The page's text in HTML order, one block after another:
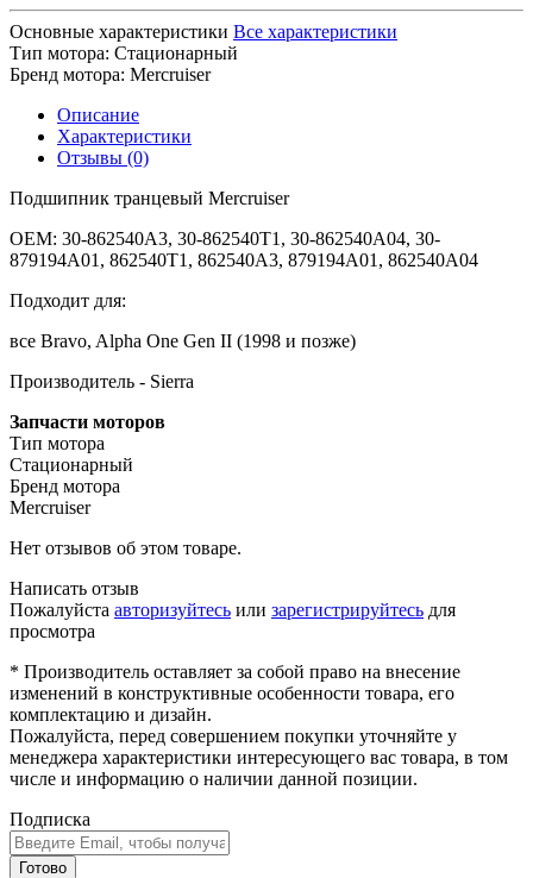
Основные характеристики Все характеристики
Тип мотора: Стационарный
Бренд мотора: Mercruiser
Описание
Характеристики
Отзывы (0)
Подшипник транцевый Mercruiser
OEM: 30-862540A3, 30-862540T1, 30-862540A04, 30-
879194A01, 862540T1, 862540A3, 879194A01, 862540A04
Подходит для:
все Bravo, Alpha One Gen II (1998 и позже)
Производитель - Sierra
Запчасти моторов
Тип мотора
Стационарный
Бренд мотора
Mercruiser
Нет отзывов об этом товаре.
Написать отзыв
Пожалуйста авторизуйтесь или зарегистрируйтесь для
просмотра
* Производитель оставляет за собой право на внесение
изменений в конструктивные особенности товара, его
комплектацию и дизайн.
Пожалуйста, перед совершением покупки уточняйте у
менеджера характеристики интересующего вас товара, в том
числе и информацию о наличии данной позиции.
Подписка
Готово